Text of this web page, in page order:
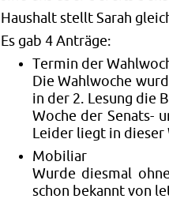
Haus­halt stellt Sarah
Es gab 4 An­trä­ge:
Ter­min der
Die Wahl­wo­che
in der 2. Le­sung die
Woche der Se­nats-
Lei­der liegt in
Mo­bi­li­ar
Wurde dies­mal
schon be­kannt von